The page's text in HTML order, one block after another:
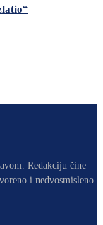
Redakciju čine
i nedvosmisleno